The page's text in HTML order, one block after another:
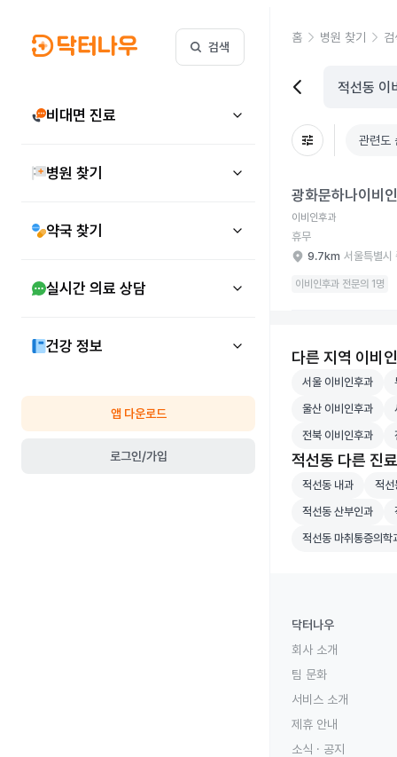
검색
비대면 진료
병원 찾기
약국 찾기
실시간 의료 상담
건강 정보
앱 다운로드
로그인/가입
홈 병원 찾기
관련도
광화문하나이비
이비인후과
휴무
9.7km 서울특별시
이비인후과 전문의 1명
다른 지역 이비
서울 이비인후과
서울 이비인후과
울산 이비인후과
울산 이비인후과
전북 이비인후과
전북 이비인후과
적선동 다른 진
적선동 내과 병원
적선동 내과 적
적선
적선동 산부인과
적선동 산부인과
적선동 마취통증
적선동 마취통증의학
닥터나우
회사 소개
팀 문화
서비스 소개
제휴 안내
소식 · 공지